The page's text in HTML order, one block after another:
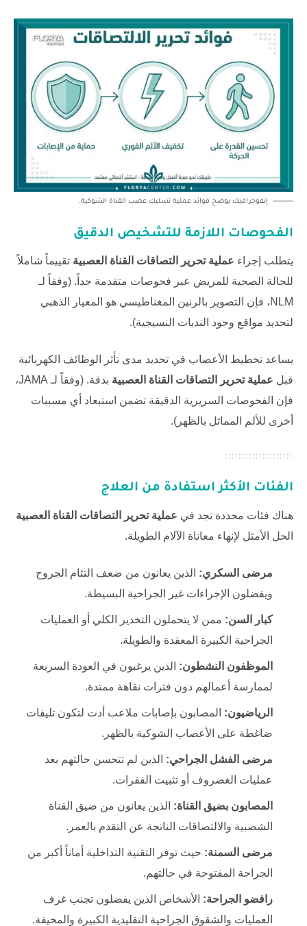
إنفوجرافيك يوضح فوائد عملية تسليك عصب القناة الشوكية.
الفحوصات اللازمة للتشخيص الدقيق
يتطلب إجراء عملية تحرير التصاقات القناة العصبية تقييماً شاملاً
للحالة الصحية للمريض عبر فحوصات متقدمة جداً. (وفقاً لـ
NLM، فإن التصوير بالرنين المغناطيسي هو المعيار الذهبي
لتحديد مواقع وجود الندبات النسيجية).
يساعد تخطيط الأعصاب في تحديد مدى تأثر الوظائف الكهربائية
قبل عملية تحرير التصاقات القناة العصبية بدقة. (وفقاً لـJAMA،
فإن الفحوصات السريرية الدقيقة تضمن استبعاد أي مسببات
أخرى للألم المماثل بالظهر).
الفئات الأكثر استفادة من العلاج
هناك فئات محددة تجد في عملية تحرير التصاقات القناة العصبية
الحل الأمثل لإنهاء معاناة الآلام الطويلة.
مرضى السكري: الذين يعانون من ضعف التئام الجروح
ويفضلون الإجراءات غير الجراحية البسيطة.
كبار السن: ممن لا يتحملون التخدير الكلي أو العمليات
الجراحية الكبيرة المعقدة والطويلة.
الموظفون النشطون: الذين يرغبون في العودة السريعة
لممارسة أعمالهم دون فترات نقاهة ممتدة.
الرياضيون: المصابون بإصابات ملاعب أدت لتكون تليفات
ضاغطة على الأعصاب الشوكية بالظهر.
مرضى الفشل الجراحي: الذين لم تتحسن حالتهم بعد
عمليات الغضروف أو تثبيت الفقرات.
المصابون بضيق القناة: الذين يعانون من ضيق القناة
الشصبية والالتصاقات الناتجة عن التقدم بالعمر.
مرضى السمنة: حيث توفر التقنية التداخلية أماناً أكبر من
الجراحة المفتوحة في حالتهم.
رافضو الجراحة: الأشخاص الذين يفضلون تجنب غرف
العمليات والشقوق الجراحية التقليدية الكبيرة والمخيفة.